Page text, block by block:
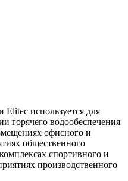
Elitec используется для
горячего водообеспечения
офисного и
общественного
спортивного и
производственного